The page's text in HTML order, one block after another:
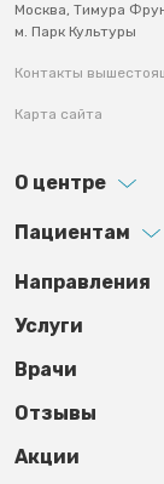
Москва, Тимура
м. Парк Культуры
Контакты
Карта сайта
О центре
Пациентам
Footer third
Направления
Услуги
Врачи
Отзывы
Акции